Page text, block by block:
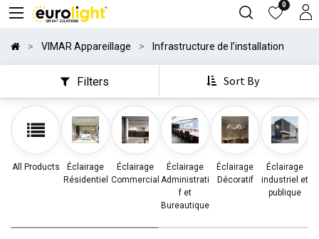
0
VIMAR Appareillage Infrastructure de l’installation
Filters Sort By
All Products
Éclairage
Résidentiel
Éclairage
Commercial
Éclairage
Administrati
f et
Bureautique
Éclairage
Décoratif
Éclairage
industriel et
publique